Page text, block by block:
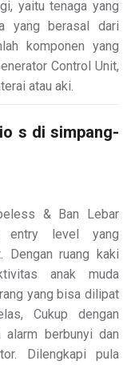
yaitu tenaga yang
yang berasal dari
komponen yang
Control Unit,
atau aki.
s di simpang-
& Ban Lebar
level yang
Dengan ruang kaki
anak muda
yang bisa dilipat
Cukup dengan
berbunyi dan
Dilengkapi pula